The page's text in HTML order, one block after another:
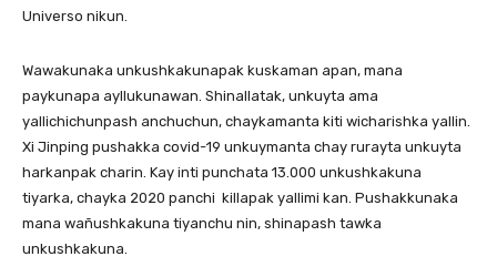
Universo nikun.
Wawakunaka unkushkakunapak kuskaman apan, mana
paykunapa ayllukunawan. Shinallatak, unkuyta ama
yallichichunpash anchuchun, chaykamanta kiti wicharishka yallin.
Xi Jinping pushakka covid-19 unkuymanta chay rurayta unkuyta
harkanpak charin. Kay inti punchata 13.000 unkushkakuna
tiyarka, chayka 2020 panchi killapak yallimi kan. Pushakkunaka
mana wañushkakuna tiyanchu nin, shinapash tawka
unkushkakuna.